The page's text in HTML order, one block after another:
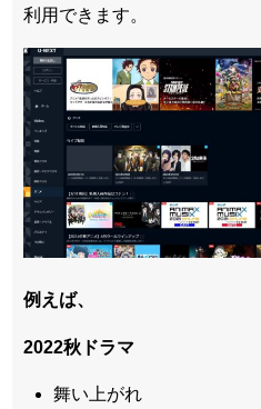
利用できます。
例えば、
2022秋ドラマ
舞い上がれ